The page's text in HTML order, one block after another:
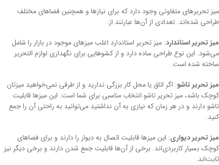
میز تحریرهای متفاوتی وجود دارد که برای نیازها و همچنین فضاهای مختلف
طراحی شده‌اند. تعدادی از آن‌ها عبارتند از:
میز تحریر استاندارد: میز تحریر استاندارد اغلب میزهای موجود در بازار را شامل
می‌شود. این نوع طراحی ساده دارد و از کشوهایی برای نگهداری لوازم التحریر
ساخته شده است.
میز تحریر تاشو: اگر اتاق یا محل کار بزرگی ندارید و از طرفی نمی‌خواهید میزتان
کوچک باشد، میز تحریر تاشو انتخاب مناسبی برای شما است. این میزها قابلیت
تاشو دارند و در هر زمان که نیازی به آن نداشتید می‌توانید به راحتی آن را جمع
کنید.
میز تحریر دیواری: این میزها قابلیت اتصال به دیوار را دارند و برای فضاهای
کوچک بسیار کاربردی‌اند. برخی از آن‌ها قابلیت جمع شدن دارند و برخی دیگر نیز
ثابت‌اند.